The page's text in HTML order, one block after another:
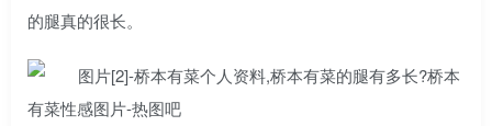
的腿真的很长。